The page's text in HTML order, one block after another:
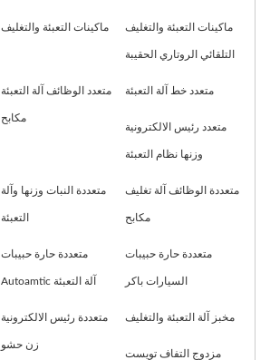
ماكينات التعبئة والتغليف ماكينات التعبئة والتغليف
التلقائي الروتاري الحقيبة
متعدد الوظائف آلة التعبئة
مكابح
متعدد خط آلة التعبئة
متعدد رئيس الالكترونية
وزنها نظام التعبئة
متعددة النبات وزنها وآلة
التعبئة
متعددة الوظائف آلة تغليف
مكابح
متعددة حارة حبيبات
Autoamtic آلة التعبئة
متعددة حارة حبيبات
السيارات باكر
متعددة رئيس الالكترونية
زن حشو
مخبز آلة التعبئة والتغليف
مزدوج التفاف تويست